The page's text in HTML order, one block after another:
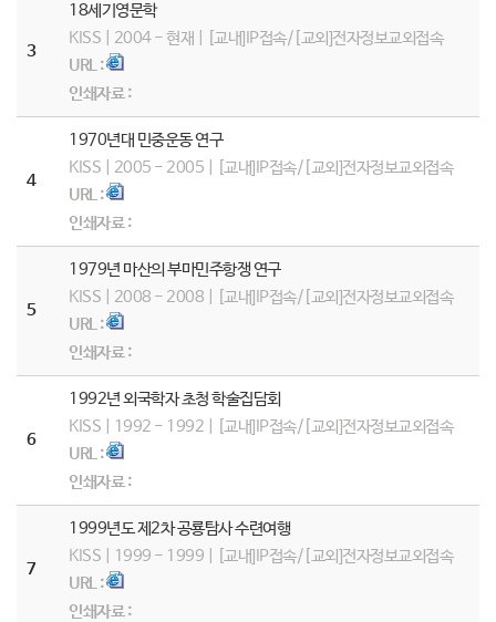
3
18세기영문학
KISS | 2004 - 현재 | [교내]IP접속/[교외]전자정보교외접속
URL :
인쇄자료 :
4
1970년대 민중운동 연구
KISS | 2005 - 2005 | [교내]IP접속/[교외]전자정보교외접속
URL :
인쇄자료 :
5
1979년 마산의 부마민주항쟁 연구
KISS | 2008 - 2008 | [교내]IP접속/[교외]전자정보교외접속
URL :
인쇄자료 :
6
1992년 외국학자 초청 학술집담회
KISS | 1992 - 1992 | [교내]IP접속/[교외]전자정보교외접속
URL :
인쇄자료 :
7
1999년도 제2차 공룡탐사 수련여행
KISS | 1999 - 1999 | [교내]IP접속/[교외]전자정보교외접속
URL :
인쇄자료 :